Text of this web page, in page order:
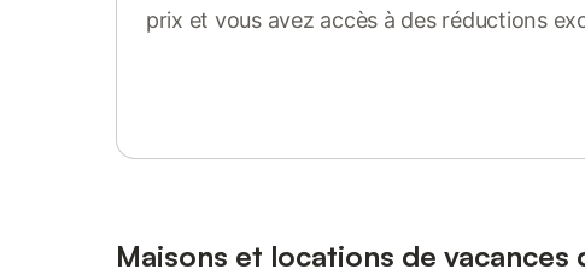
prix et vous avez accès à des réductions
Maisons et locations de vacances